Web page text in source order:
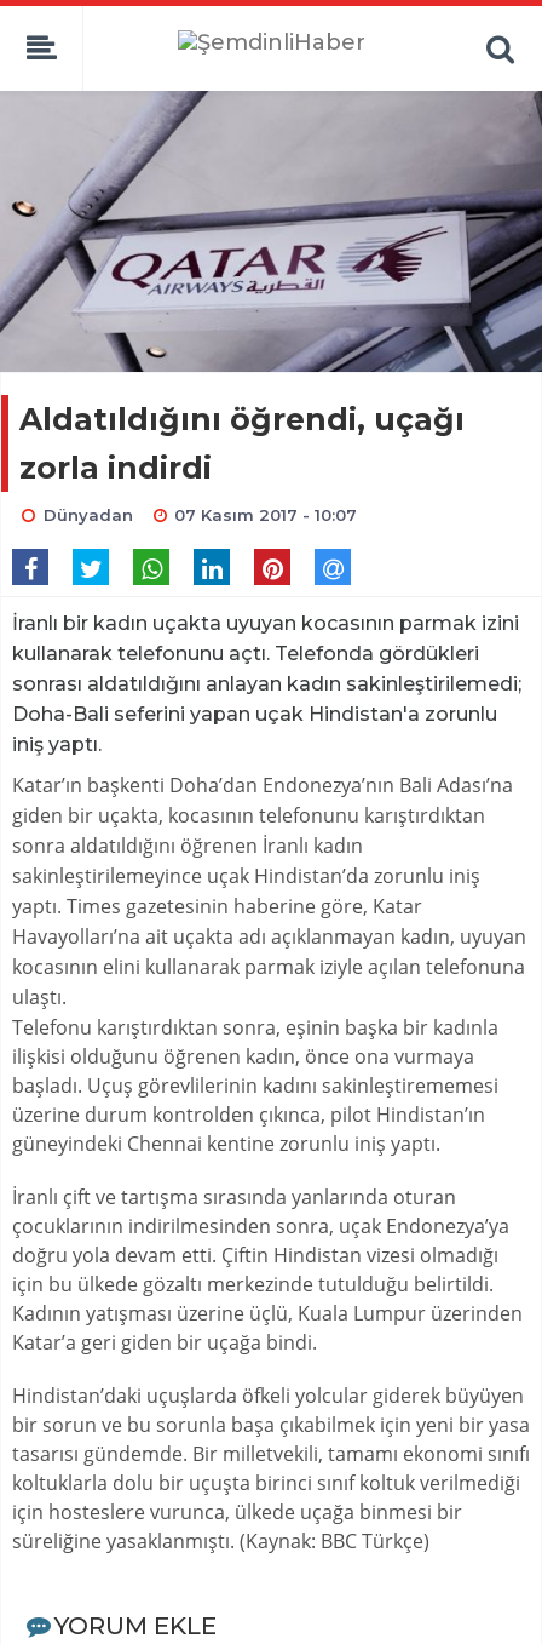
Aldatıldığını öğrendi, uçağı
zorla indirdi
Dünyadan 07 Kasım 2017 - 10:07
İranlı bir kadın uçakta uyuyan kocasının parmak izini
kullanarak telefonunu açtı. Telefonda gördükleri
sonrası aldatıldığını anlayan kadın sakinleştirilemedi;
Doha-Bali seferini yapan uçak Hindistan'a zorunlu
iniş yaptı.
Katar’ın başkenti Doha’dan Endonezya’nın Bali Adası’na
giden bir uçakta, kocasının telefonunu karıştırdıktan
sonra aldatıldığını öğrenen İranlı kadın
sakinleştirilemeyince uçak Hindistan’da zorunlu iniş
yaptı. Times gazetesinin haberine göre, Katar
Havayolları’na ait uçakta adı açıklanmayan kadın, uyuyan
kocasının elini kullanarak parmak iziyle açılan telefonuna
ulaştı.
Telefonu karıştırdıktan sonra, eşinin başka bir kadınla
ilişkisi olduğunu öğrenen kadın, önce ona vurmaya
başladı. Uçuş görevlilerinin kadını sakinleştirememesi
üzerine durum kontrolden çıkınca, pilot Hindistan’ın
güneyindeki Chennai kentine zorunlu iniş yaptı.
İranlı çift ve tartışma sırasında yanlarında oturan
çocuklarının indirilmesinden sonra, uçak Endonezya’ya
doğru yola devam etti. Çiftin Hindistan vizesi olmadığı
için bu ülkede gözaltı merkezinde tutulduğu belirtildi.
Kadının yatışması üzerine üçlü, Kuala Lumpur üzerinden
Katar’a geri giden bir uçağa bindi.
Hindistan’daki uçuşlarda öfkeli yolcular giderek büyüyen
bir sorun ve bu sorunla başa çıkabilmek için yeni bir yasa
tasarısı gündemde. Bir milletvekili, tamamı ekonomi sınıfı
koltuklarla dolu bir uçuşta birinci sınıf koltuk verilmediği
için hosteslere vurunca, ülkede uçağa binmesi bir
süreliğine yasaklanmıştı. (Kaynak: BBC Türkçe)
YORUM EKLE